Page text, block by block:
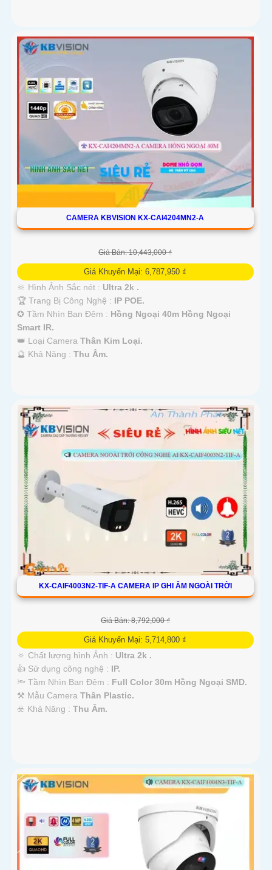
CAMERA KBVISION KX-CAI4204MN2-A
Giá Bán: 10,443,000 ₫
Giá Khuyến Mại: 6,787,950 ₫
🔆 Hình Ảnh Sắc nét : Ultra 2k .
🏆 Trang Bị Công Nghệ : IP POE.
✪ Tầm Nhìn Ban Đêm : Hồng Ngoại 40m Hồng Ngoại
Smart IR.
👑 Loại Camera Thân Kim Loại.
️🔮 Khả Năng : Thu Âm.
KX-CAIF4003N2-TIF-A CAMERA IP GHI ÂM NGOÀI TRỜI
Giá Bán: 8,792,000 ₫
Giá Khuyến Mại: 5,714,800 ₫
🔅 Chất lượng hình Ảnh : Ultra 2k .
👍 Sử dụng công nghệ : IP.
🔦 Tầm Nhìn Ban Đêm : Full Color 30m Hồng Ngoại SMD.
⚒ Mẫu Camera Thân Plastic.
️☣️ Khả Năng : Thu Âm.